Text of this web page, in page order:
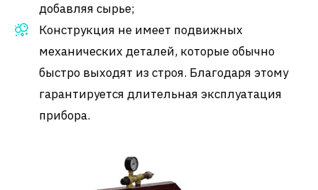
добавляя сырье;
Конструкция не имеет подвижных
механических деталей, которые обычно
быстро выходят из строя. Благодаря этому
гарантируется длительная эксплуатация
прибора.